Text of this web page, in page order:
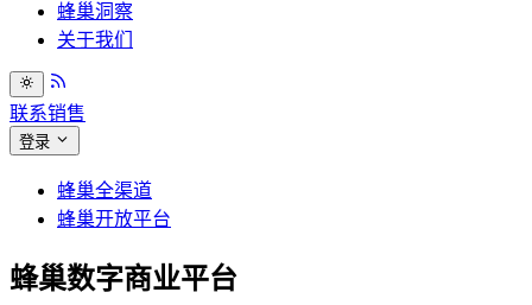
蜂巢洞察
关于我们
联系销售
登录
蜂巢全渠道
蜂巢开放平台
蜂巢数字商业平台